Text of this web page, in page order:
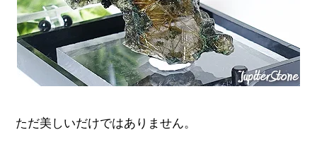
ただ美しいだけではありません。